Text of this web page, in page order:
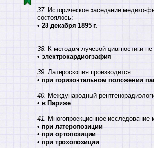
37. Историческое заседание медико-
состоялось:
• 28 декабря 1895 г.
38. К методам лучевой диагностики не
• электрокардиография
39. Латероскопия производится:
• при горизонтальном положении
40. Международный
• в Париже
41.
Многопроекционное исследование
• при латеропозиции
• при ортопозиции
• при трохопозиции